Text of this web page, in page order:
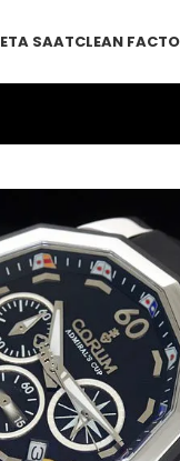
ETA SAATCLEAN